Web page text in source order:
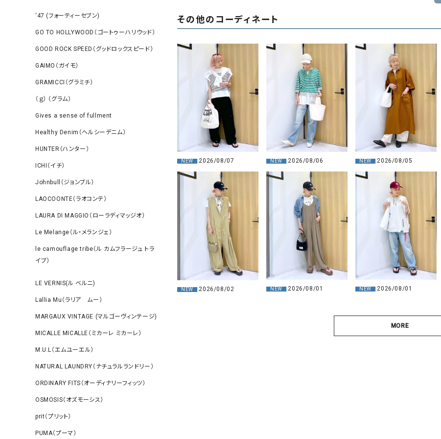
‘47 (フォーティーセブン)
GO TO HOLLYWOOD（ゴートゥーハリウッド）
GOOD ROCK SPEED（グッドロックスピード）
GAIMO（ガイモ）
GRAMICCI（グラミチ）
（ｇ） （グラム）
Gives a sense of fullment
Healthy Denim（ヘルシーデニム）
HUNTER（ハンター）
ICHI（イチ）
Johnbull（ジョンブル）
LAOCOONTE（ラオコンテ）
LAURA DI MAGGIO（ローラディマッジオ）
Le Melange（ル・メランジェ）
le camouflage tribe（ル カムフラージュ トラ
イブ）
LE VERNIS(ル ベルニ)
Lallia Mu（ラリア ムー）
MARGAUX VINTAGE (マルゴーヴィンテージ)
MICALLE MICALLE（ミカーレ ミカーレ）
M.U.L（エムユーエル）
NATURAL LAUNDRY（ナチュラルランドリー）
ORDINARY FITS（オーディナリーフィッツ）
OSMOSIS（オズモーシス）
prit（プリット）
PUMA（プーマ）
その他のコーディネート
NEW 2026/08/07 NEW 2026/08/06 NEW 2026/08/05
NEW 2026/08/02 NEW 2026/08/01 NEW 2026/08/01
MORE